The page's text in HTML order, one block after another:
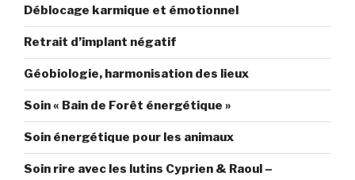
Déblocage karmique et émotionnel
Retrait d’implant négatif
Géobiologie, harmonisation des lieux
Soin « Bain de Forêt énergétique »
Soin énergétique pour les animaux
Soin rire avec les lutins Cyprien & Raoul –